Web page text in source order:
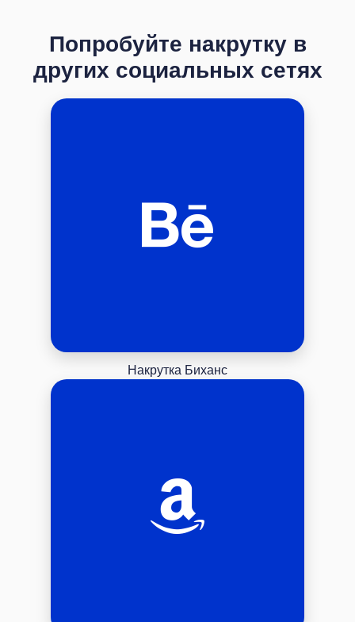
Попробуйте накрутку в
других социальных сетях
Накрутка Биханс